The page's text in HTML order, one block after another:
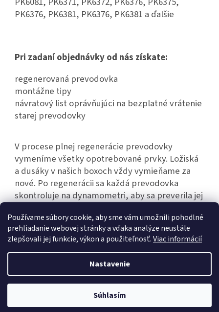
Používame súbory cookie, aby sme vám umožnili pohodlné
prehliadanie webovej stránky a vďaka analýze neustále
zlepšovali jej funkcie, výkon a použiteľnosť.Viac informácií
Nastavenie
Súhlasím
PK6376, PK6381, PK6376, PK6381 a ďalšie
Pri zadaní objednávky od nás získate:
regenerovaná prevodovka
montážne tipy
návratový list oprávňujúci na bezplatné vrátenie
starej prevodovky
V procese plnej regenerácie prevodovky
vymeníme všetky opotrebované prvky. Ložiská
a dusáky v našich boxoch vždy vymieňame za
nové. Po regenerácii sa každá prevodovka
skontroluje na dynamometri, aby sa preverila jej
Vytvoril Shoptet
Hexim.sk. Všetky práva vyhradené.